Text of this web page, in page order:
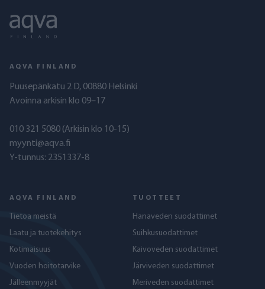
AQVA FINLAND
Puusepänkatu 2 D, 00880 Helsinki
Avoinna arkisin klo 09–17
010 321 5080 (Arkisin klo 10-15)
myynti@aqva.fi
Y-tunnus: 2351337-8
AQVA FINLAND
Tietoa meistä
Laatu ja tuotekehitys
Kotimaisuus
Vuoden hoitotarvike
Jälleenmyyjät
TUOTTEET
Hanaveden suodattimet
Suihkusuodattimet
Kaivoveden suodattimet
Järviveden suodattimet
Meriveden suodattimet